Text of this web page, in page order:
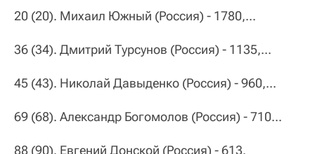
20 (20). Михаил Южный (Россия) - 1780,...
36 (34). Дмитрий Турсунов (Россия) - 1135,...
45 (43). Николай Давыденко (Россия) - 960,...
69 (68). Александр Богомолов (Россия) - 710...
88 (90). Евгений Донской (Россия) - 613.